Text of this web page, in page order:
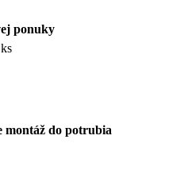
ponuky
ks
montáž do potrubia